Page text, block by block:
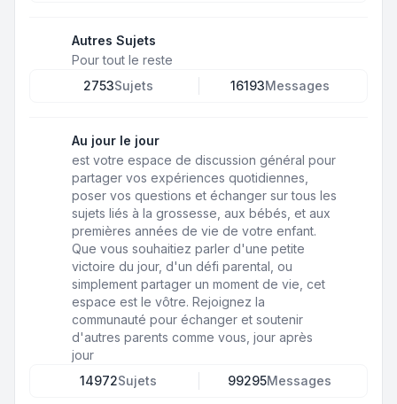
Autres Sujets
Pour tout le reste
2753Sujets 16193Messages
Au jour le jour
est votre espace de discussion général pour
partager vos expériences quotidiennes,
poser vos questions et échanger sur tous les
sujets liés à la grossesse, aux bébés, et aux
premières années de vie de votre enfant.
Que vous souhaitiez parler d'une petite
victoire du jour, d'un défi parental, ou
simplement partager un moment de vie, cet
espace est le vôtre. Rejoignez la
communauté pour échanger et soutenir
d'autres parents comme vous, jour après
jour
14972Sujets 99295Messages